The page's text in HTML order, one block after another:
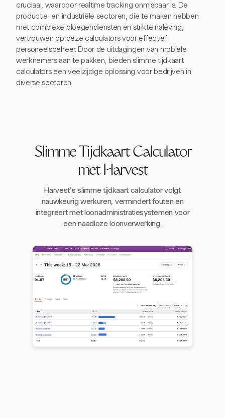
cruciaal, waardoor realtime tracking onmisbaar is. De
productie- en industriële sectoren, die te maken hebben
met complexe ploegendiensten en strikte naleving,
vertrouwen op deze calculators voor effectief
personeelsbeheer. Door de uitdagingen van mobiele
werknemers aan te pakken, bieden slimme tijdkaart
calculators een veelzijdige oplossing voor bedrijven in
diverse sectoren.
Slimme Tijdkaart Calculator
met Harvest
Harvest's slimme tijdkaart calculator volgt
nauwkeurig werkuren, vermindert fouten en
integreert met loonadministratiesystemen voor
een naadloze loonverwerking.